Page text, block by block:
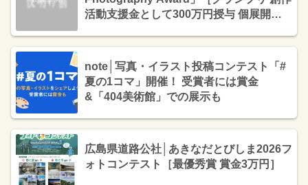
活動支援金として300万円授与 個展開催
note│写真・イラスト投稿コンテスト「#
夏の1コマ」開催！ 受賞者には賞金
&「404美術館」での展示も
広島県道路公社│あきなだとびしま2026フ
ォトコンテスト［最優秀賞 賞金3万円］